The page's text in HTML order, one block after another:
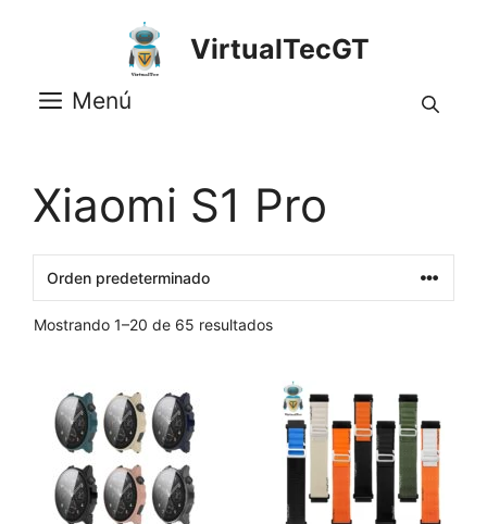
VirtualTecGT
Menú
Xiaomi S1 Pro
Mostrando 1–20 de 65 resultados
Este
producto
tiene
múltiples
variantes.
Este
producto
tiene
múltiples
variantes.